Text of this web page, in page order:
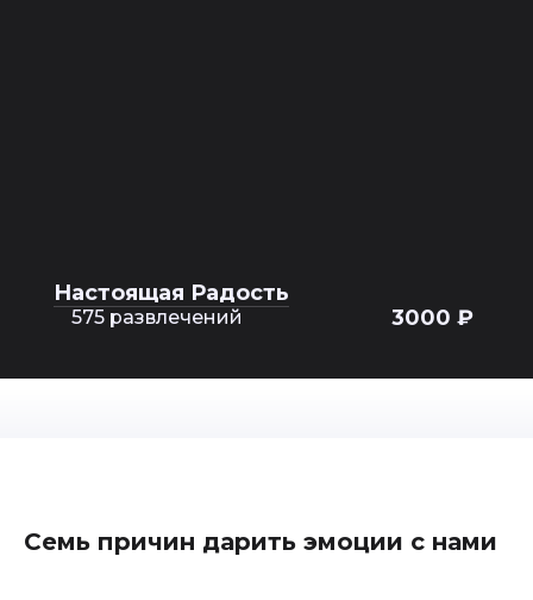
Настоящая Радость
575 развлечений 3000 ₽
Семь причин дарить эмоции с нами